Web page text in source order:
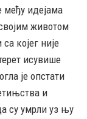
идејама
животом
којег није
исувише
је опстати
и
су умрли уз њу